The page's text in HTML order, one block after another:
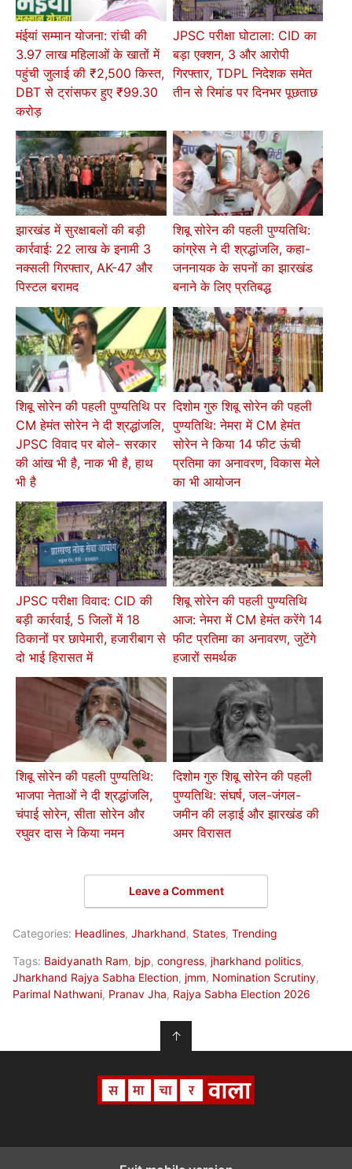
मंईयां सम्मान योजना: रांची की
3.97 लाख महिलाओं के खातों में
पहुंची जुलाई की ₹2,500 किस्त,
DBT से ट्रांसफर हुए ₹99.30
करोड़
JPSC परीक्षा घोटाला: CID का
बड़ा एक्शन, 3 और आरोपी
गिरफ्तार, TDPL निदेशक समेत
तीन से रिमांड पर दिनभर पूछताछ
झारखंड में सुरक्षाबलों की बड़ी
कार्रवाई: 22 लाख के इनामी 3
नक्सली गिरफ्तार, AK-47 और
पिस्टल बरामद
शिबू सोरेन की पहली पुण्यतिथि:
कांग्रेस ने दी श्रद्धांजलि, कहा-
जननायक के सपनों का झारखंड
बनाने के लिए प्रतिबद्ध
शिबू सोरेन की पहली पुण्यतिथि पर
CM हेमंत सोरेन ने दी श्रद्धांजलि,
JPSC विवाद पर बोले- सरकार
की आंख भी है, नाक भी है, हाथ
भी है
दिशोम गुरु शिबू सोरेन की पहली
पुण्यतिथि: नेमरा में CM हेमंत
सोरेन ने किया 14 फीट ऊंची
प्रतिमा का अनावरण, विकास मेले
का भी आयोजन
JPSC परीक्षा विवाद: CID की
बड़ी कार्रवाई, 5 जिलों में 18
ठिकानों पर छापेमारी, हजारीबाग से
दो भाई हिरासत में
शिबू सोरेन की पहली पुण्यतिथि
आज: नेमरा में CM हेमंत करेंगे 14
फीट प्रतिमा का अनावरण, जुटेंगे
हजारों समर्थक
शिबू सोरेन की पहली पुण्यतिथि:
भाजपा नेताओं ने दी श्रद्धांजलि,
चंपाई सोरेन, सीता सोरेन और
रघुवर दास ने किया नमन
दिशोम गुरु शिबू सोरेन की पहली
पुण्यतिथि: संघर्ष, जल-जंगल-
जमीन की लड़ाई और झारखंड की
अमर विरासत
Leave a Comment
Categories: Headlines, Jharkhand, States, Trending
Tags: Baidyanath Ram, bjp, congress, jharkhand politics,
Jharkhand Rajya Sabha Election, jmm, Nomination Scrutiny,
Parimal Nathwani, Pranav Jha, Rajya Sabha Election 2026
↑